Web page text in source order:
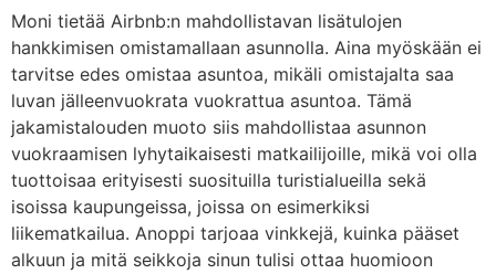
Moni tietää Airbnb:n mahdollistavan lisätulojen
hankkimisen omistamallaan asunnolla. Aina myöskään ei
tarvitse edes omistaa asuntoa, mikäli omistajalta saa
luvan jälleenvuokrata vuokrattua asuntoa. Tämä
jakamistalouden muoto siis mahdollistaa asunnon
vuokraamisen lyhytaikaisesti matkailijoille, mikä voi olla
tuottoisaa erityisesti suosituilla turistialueilla sekä
isoissa kaupungeissa, joissa on esimerkiksi
liikematkailua. Anoppi tarjoaa vinkkejä, kuinka pääset
alkuun ja mitä seikkoja sinun tulisi ottaa huomioon